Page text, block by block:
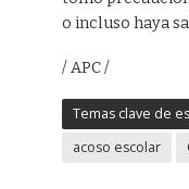
o incluso haya
/ APC /
Temas clave de
acoso escolar